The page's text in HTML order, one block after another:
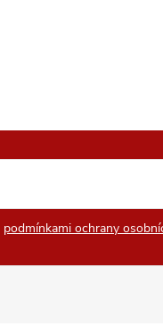
podmínkami ochrany